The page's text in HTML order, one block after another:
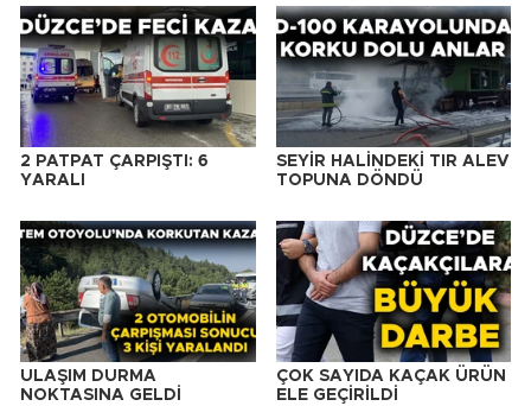
2 PATPAT ÇARPIŞTI: 6
YARALI
SEYİR HALİNDEKİ TIR ALEV
TOPUNA DÖNDÜ
ULAŞIM DURMA
NOKTASINA GELDİ
ÇOK SAYIDA KAÇAK ÜRÜN
ELE GEÇİRİLDİ